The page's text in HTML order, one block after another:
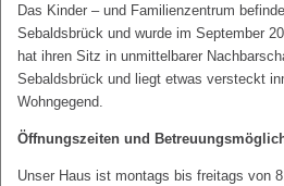
Das Kinder – und Familienzentrum
Sebaldsbrück und wurde im September
hat ihren Sitz in unmittelbarer
Sebaldsbrück und liegt etwas versteckt
Wohngegend.
Öffnungszeiten und
Unser Haus ist montags bis freitags von